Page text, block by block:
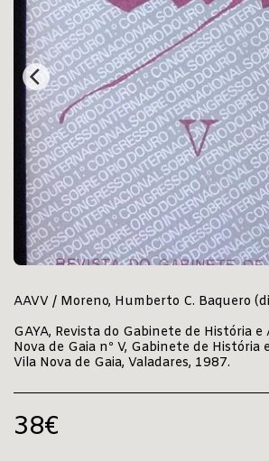
AAVV / Moreno, Humberto C. Baquero
GAYA, Revista do Gabinete de História e
Nova de Gaia nº V, Gabinete de História
Vila Nova de Gaia, Valadares, 1987.
38€